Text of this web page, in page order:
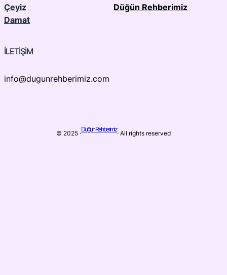
Çeyiz
Damat
Düğün Rehberimiz
İLETİŞİM
info@dugunrehberimiz.com
© 2025 ·
Düğün Rehberimiz
· All rights reserved